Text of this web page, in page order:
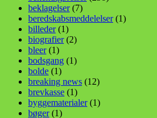
beklagelser(7)
beredskabsmeddelelser(1)
billeder(1)
biografier(2)
bleer(1)
bodsgang (1)
bolde (1)
breaking news (12)
brevkasse (1)
byggematerialer(1)
bøger(1)